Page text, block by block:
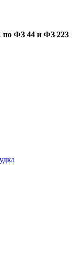
по ФЗ 44 и ФЗ 223